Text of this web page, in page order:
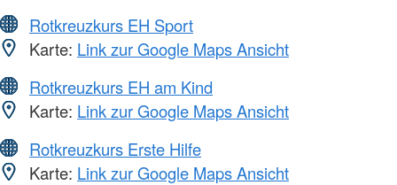
Rotkreuzkurs EH Sport
Karte: Link zur Google Maps Ansicht
Rotkreuzkurs EH am Kind
Karte: Link zur Google Maps Ansicht
Rotkreuzkurs Erste Hilfe
Karte: Link zur Google Maps Ansicht